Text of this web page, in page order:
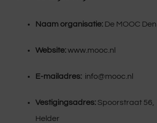
Naam organisatie: De MOOC
Website:www.mooc.nl
E-mailadres: info@mooc.nl
Vestigingsadres: Spoorstraat 56,
Helder